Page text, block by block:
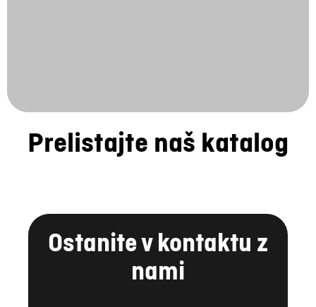
Prelistajte naš katalog
Ostanite v kontaktu z
nami